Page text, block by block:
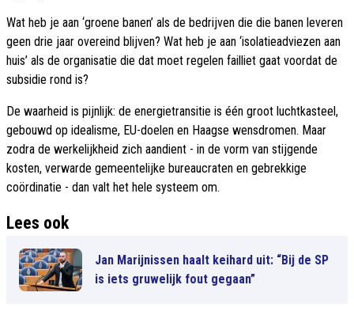
Wat heb je aan ‘groene banen’ als de bedrijven die die banen leveren
geen drie jaar overeind blijven? Wat heb je aan ‘isolatieadviezen aan
huis’ als de organisatie die dat moet regelen failliet gaat voordat de
subsidie rond is?
De waarheid is pijnlijk: de energietransitie is één groot luchtkasteel,
gebouwd op idealisme, EU-doelen en Haagse wensdromen. Maar
zodra de werkelijkheid zich aandient - in de vorm van stijgende
kosten, verwarde gemeentelijke bureaucraten en gebrekkige
coördinatie - dan valt het hele systeem om.
Lees ook
Jan Marijnissen haalt keihard uit: “Bij de SP
is iets gruwelijk fout gegaan”